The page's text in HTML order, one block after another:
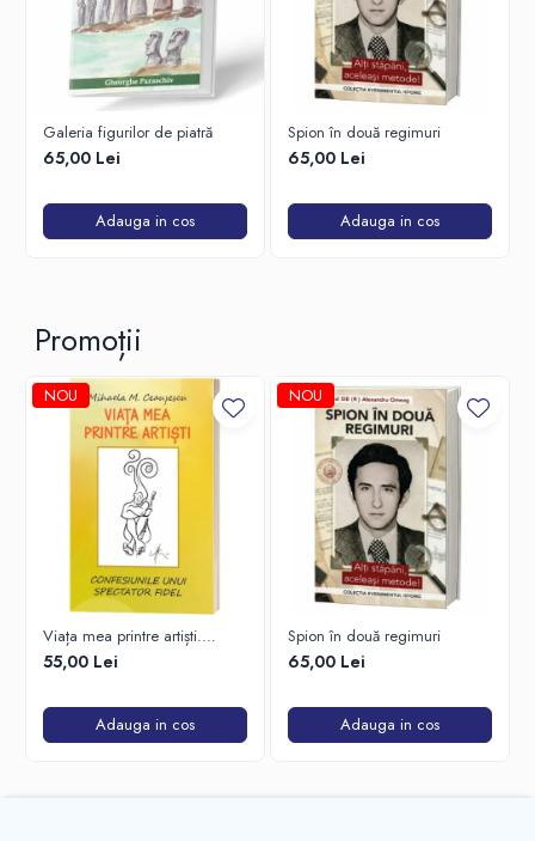
Galeria figurilor de piatră
65,00 Lei
Adauga in cos
Spion în două regimuri
65,00 Lei
Adauga in cos
Promoții
NOU
Viața mea printre artiști.
Confesiunile unui spectator
fidel
55,00 Lei
Adauga in cos
NOU
Spion în două regimuri
65,00 Lei
Adauga in cos